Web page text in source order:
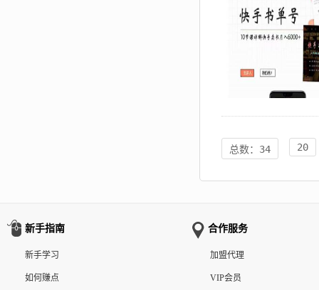
总数：34 20
新手指南
新手学习
如何赚点
合作服务
加盟代理
VIP会员